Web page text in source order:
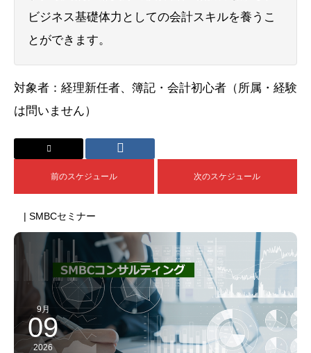
ビジネス基礎体力としての会計スキルを養うこ
とができます。
対象者：経理新任者、簿記・会計初心者（所属・経験
は問いません）
前のスケジュール 次のスケジュール
| SMBCセミナー
9月
09
2026